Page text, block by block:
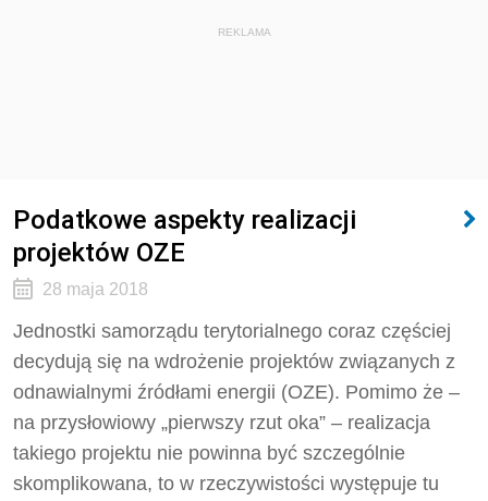
REKLAMA
Podatkowe aspekty realizacji
projektów OZE
28 maja 2018
Jednostki samorządu terytorialnego coraz częściej
decydują się na wdrożenie projektów związanych z
odnawialnymi źródłami energii (OZE). Pomimo że –
na przysłowiowy „pierwszy rzut oka” – realizacja
takiego projektu nie powinna być szczególnie
skomplikowana, to w rzeczywistości występuje tu